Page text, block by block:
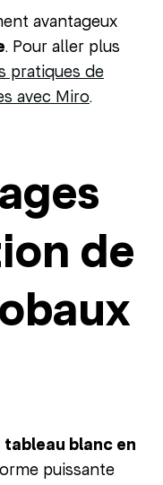
avantageux
. Pour aller plus
pratiques de
avec Miro.
de
tableau blanc en
puissante